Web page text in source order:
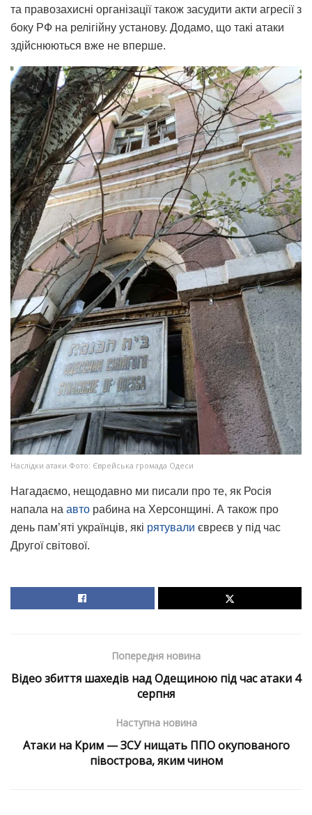
та правозахисні організації також засудити акти агресії з
боку РФ на релігійну установу. Додамо, що такі атаки
здійснюються вже не вперше.
Наслідки атаки.Фото: Єврейська громада Одеси
Нагадаємо, нещодавно ми писали про те, як Росія
напала на авто рабина на Херсонщині. А також про
день пам’яті українців, які рятували євреєв у під час
Другої світової.
Попередня новина
Відео збиття шахедів над Одещиною під час атаки 4
серпня
Наступна новина
Атаки на Крим — ЗСУ нищать ППО окупованого
півострова, яким чином